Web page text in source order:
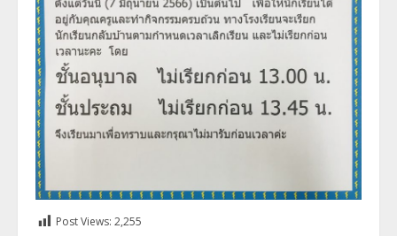
Post Views: 2,255